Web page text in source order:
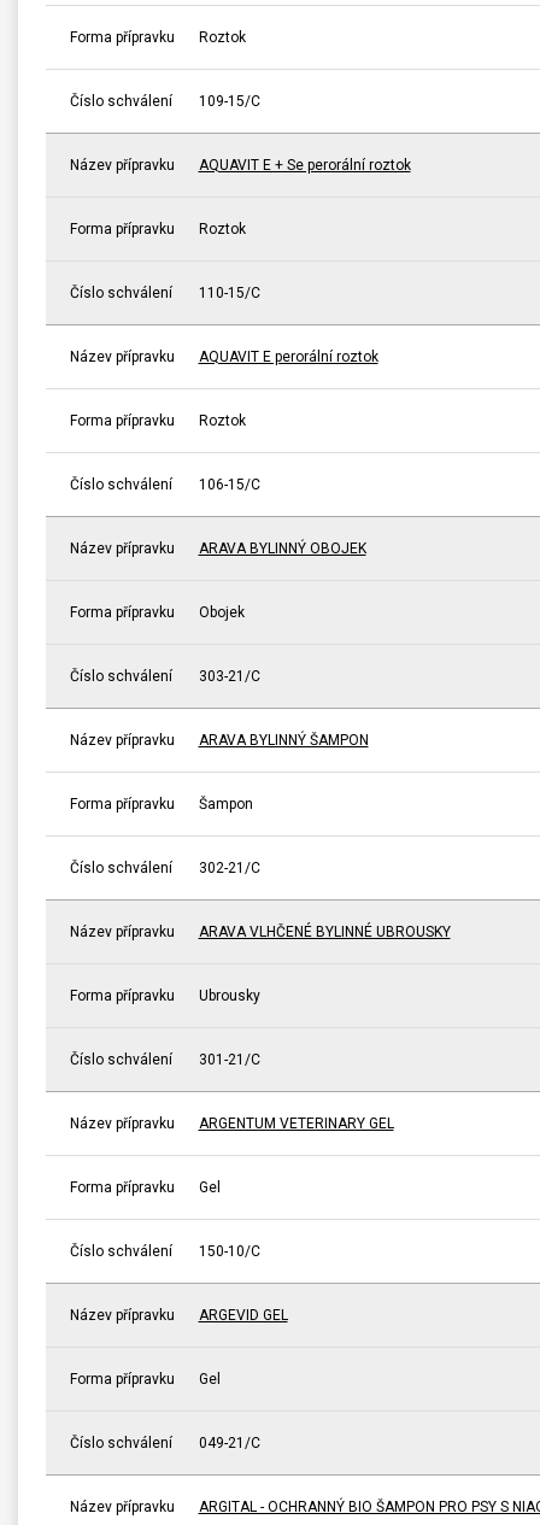
Forma přípravku Roztok
Číslo schválení 109-15/C
Název přípravku AQUAVIT E + Se perorální roztok
Forma přípravku Roztok
Číslo schválení 110-15/C
Název přípravku AQUAVIT E perorální roztok
Forma přípravku Roztok
Číslo schválení 106-15/C
Název přípravku ARAVA BYLINNÝ OBOJEK
Forma přípravku Obojek
Číslo schválení 303-21/C
Název přípravku ARAVA BYLINNÝ ŠAMPON
Forma přípravku Šampon
Číslo schválení 302-21/C
Název přípravku ARAVA VLHČENÉ BYLINNÉ UBROUSKY
Forma přípravku Ubrousky
Číslo schválení 301-21/C
Název přípravku ARGENTUM VETERINARY GEL
Forma přípravku Gel
Číslo schválení 150-10/C
Název přípravku ARGEVID GEL
Forma přípravku Gel
Číslo schválení 049-21/C
Název přípravku ARGITAL - OCHRANNÝ BIO ŠAMPON PRO PSY S